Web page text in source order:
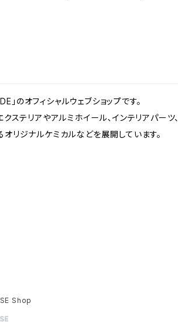
のオフィシャルウェブショップです。
ステリアやアルミホイール、インテリアパーツ、
リジナルケミカルなどを展開しています。
Shop